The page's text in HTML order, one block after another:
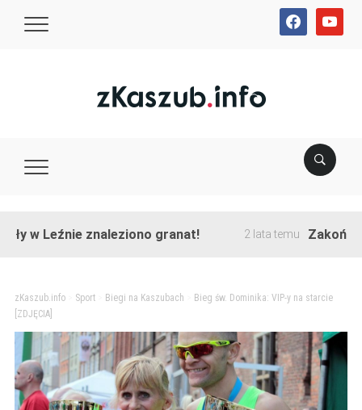
facebookyoutube
Leźnie znaleziono granat! 2 lata temu Zakończono
zKaszub.info> Sport> Biegi na Kaszubach
Bieg św. Dominika: VIP-y na starcie
[ZDJĘCIA]